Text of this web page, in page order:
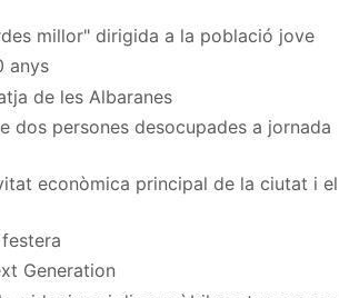
millor" dirigida a la població jove
anys
de les Albaranes
dos persones desocupades a jornada
econòmica principal de la ciutat i el
Generation